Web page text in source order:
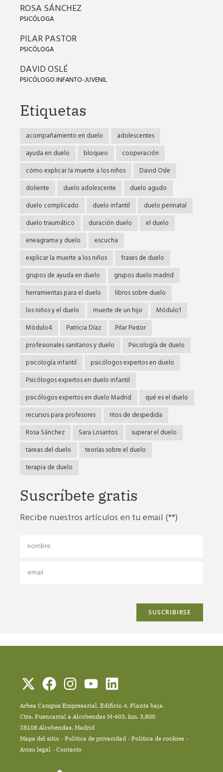
ROSA SÁNCHEZ
PSICÓLOGA
PILAR PASTOR
PSICÓLOGA
DAVID OSLÉ
PSICÓLOGO INFANTO-JUVENIL
Etiquetas
acompañamiento en duelo
adolescentes
ayuda en duelo
bloqueo
cooperación
cómo explicar la muerte a los niños
David Osle
doliente
duelo adolescente
duelo agudo
duelo complicado
duelo infantil
duelo perinatal
duelo traumático
duración duelo
el duelo
eneagrama y duelo
escucha
explicar la muerte a los niños
frases de duelo
grupos de ayuda en duelo
grupos duelo madrid
herramientas para el duelo
libros sobre duelo
los niños y el duelo
muerte de un hijo
Módulo1
Módulo4
Patricia Díaz
Pilar Pastor
profesionales sanitarios y duelo
Psicología de duelo
psicología infantil
psicólogos expertos en duelo
Psicólogos expertos en duelo infantil
psicólogos expertos en duelo Madrid
qué es el duelo
recursos para profesores
ritos de despedida
Rosa Sánchez
Sara Losantos
superar el duelo
tareas del duelo
teorías sobre el duelo
terapia de duelo
Suscríbete gratis
Recibe nuestros artículos en tu email (**)
Arbea Campus Empresarial. Edificio 4, Planta baja.
Ctra. Fuencarral a Alcobendas M-603, km. 3,800
28108 Alcobendas, Madrid
Mapa del sitio
Política de privacidad
Política de cookies
Aviso legal
Contacto